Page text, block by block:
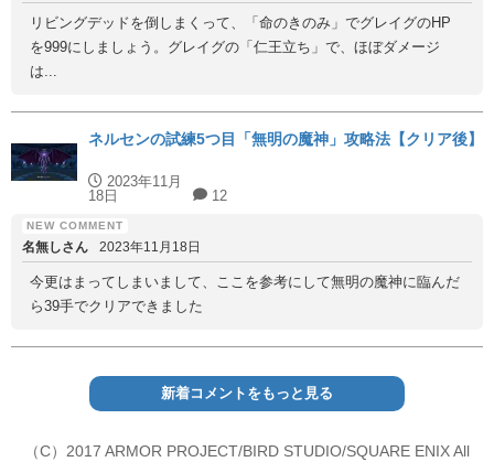
リビングデッドを倒しまくって、「命のきのみ」でグレイグのHP
を999にしましょう。グレイグの「仁王立ち」で、ほぼダメージ
は...
ネルセンの試練5つ目「無明の魔神」攻略法【クリア後】
2023年11月
18日
12
名無しさん 2023年11月18日
今更はまってしまいまして、ここを参考にして無明の魔神に臨んだ
ら39手でクリアできました
新着コメントをもっと見る
（C）2017 ARMOR PROJECT/BIRD STUDIO/SQUARE ENIX All